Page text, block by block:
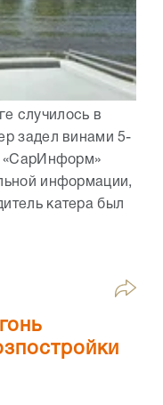
случилось в
задел винами 5-
«СарИнформ»
информации,
катера был